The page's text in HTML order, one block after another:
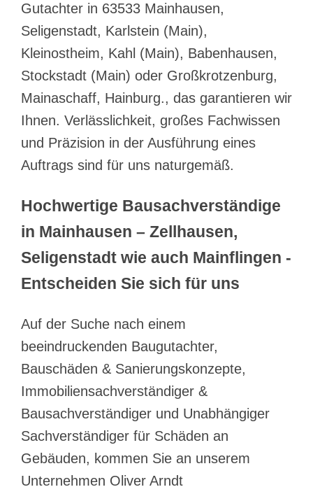
Gutachter in 63533 Mainhausen,
Seligenstadt, Karlstein (Main),
Kleinostheim, Kahl (Main), Babenhausen,
Stockstadt (Main) oder Großkrotzenburg,
Mainaschaff, Hainburg., das garantieren wir
Ihnen. Verlässlichkeit, großes Fachwissen
und Präzision in der Ausführung eines
Auftrags sind für uns naturgemäß.
Hochwertige Bausachverständige
in Mainhausen – Zellhausen,
Seligenstadt wie auch Mainflingen -
Entscheiden Sie sich für uns
Auf der Suche nach einem
beeindruckenden Baugutachter,
Bauschäden & Sanierungskonzepte,
Immobiliensachverständiger &
Bausachverständiger und Unabhängiger
Sachverständiger für Schäden an
Gebäuden, kommen Sie an unserem
Unternehmen Oliver Arndt